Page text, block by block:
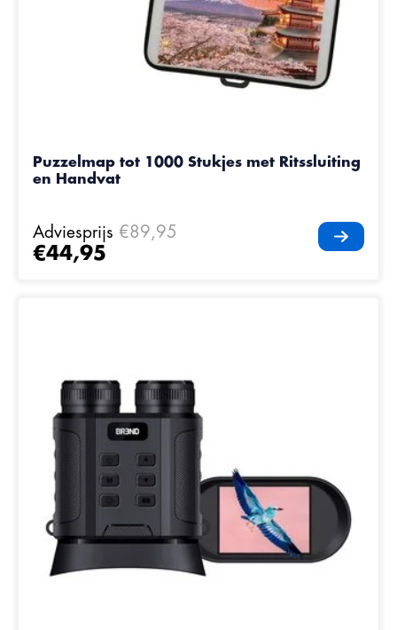
Puzzelmap tot 1000 Stukjes met Ritssluiting
en Handvat
Adviesprijs €89,95
€44,95